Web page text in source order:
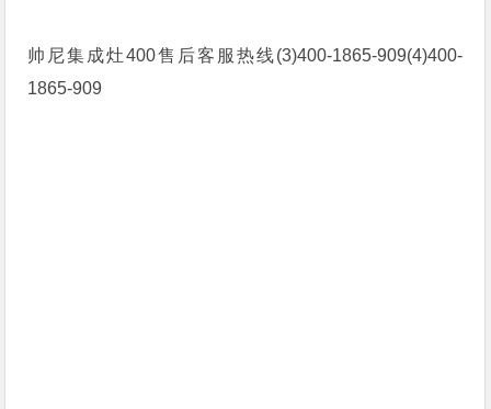
帅尼集成灶400售后客服热线(3)400-1865-909(4)400-
1865-909